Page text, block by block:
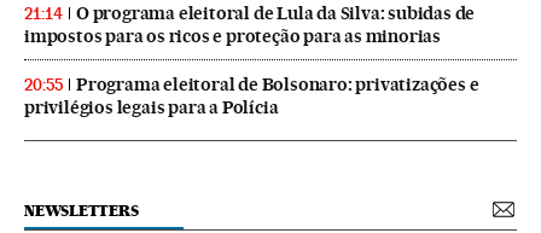
21:14
O programa eleitoral de Lula da Silva: subidas de
impostos para os ricos e proteção para as minorias
20:55
Programa eleitoral de Bolsonaro: privatizações e
privilégios legais para a Polícia
NEWSLETTERS